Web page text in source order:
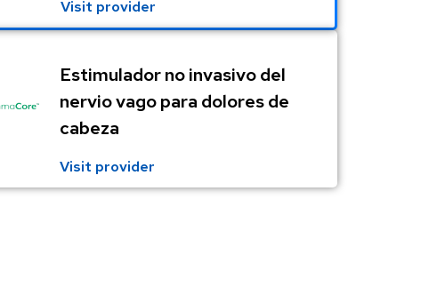
Visit provider
Estimulador no invasivo del
nervio vago para dolores de
cabeza
Visit provider